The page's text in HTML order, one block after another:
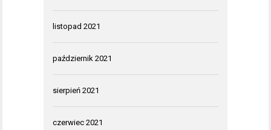
listopad 2021
październik 2021
sierpień 2021
czerwiec 2021